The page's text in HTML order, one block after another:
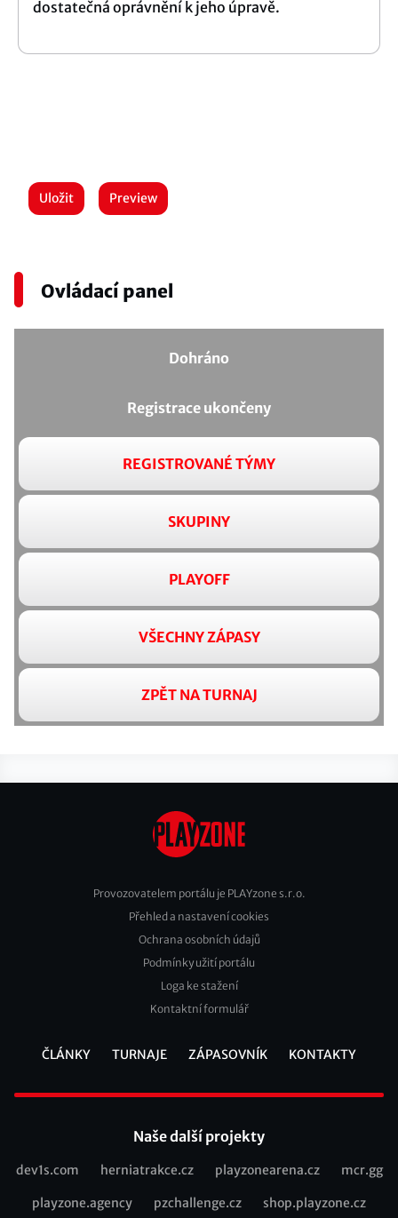
Uložit Preview
Ovládací panel
Dohráno
Registrace ukončeny
REGISTROVANÉ TÝMY
SKUPINY
PLAYOFF
VŠECHNY ZÁPASY
ZPĚT NA TURNAJ
Footer
Provozovatelem portálu je PLAYzone s.r.o.
Přehled a nastavení cookies
Ochrana osobních údajů
Podmínky užití portálu
Loga ke stažení
Kontaktní formulář
ČLÁNKY TURNAJE ZÁPASOVNÍK KONTAKTY
Naše další projekty
Recommended
dev1s.com herniatrakce.cz playzonearena.cz mcr.gg
playzone.agency pzchallenge.cz shop.playzone.cz